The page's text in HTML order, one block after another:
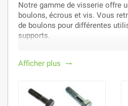
Notre gamme de visserie offre
boulons, écrous et vis. Vous
de boulons pour différentes
supports.
Afficher plus
trending_flat